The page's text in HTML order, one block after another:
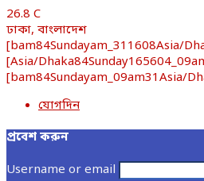
26.8 C
ঢাকা, বাংলাদেশ
[bam84Sundayam_311608Asia/
[Asia/
[bam84Sundayam_09am31Asia/
যোগদিন
প্রবেশ করুন
Username or email